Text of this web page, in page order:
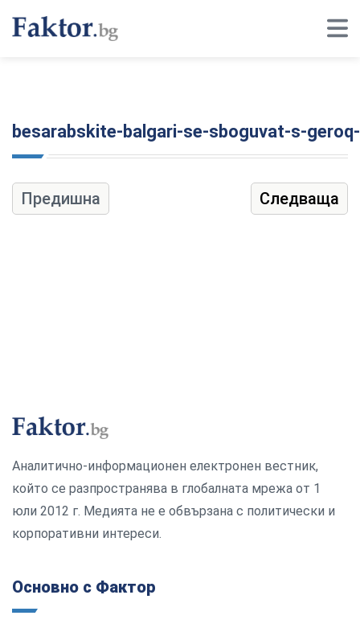
besarabskite-balgari-se-sboguvat-s-
Предишна Следваща
Аналитично-информационен електронен вестник,
който се разпространява в глобалната мрежа от 1
юли 2012 г. Медията не е обвързана с политически и
корпоративни интереси.
Основно с Фактор